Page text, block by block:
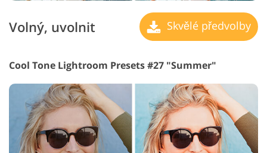
Volný, uvolnit Skvělé předvolby
Cool Tone Lightroom Presets #27 "Summer"